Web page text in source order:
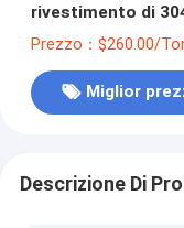
rivestimento di
Prezzo：$260.00/
Miglior
Descrizione Di